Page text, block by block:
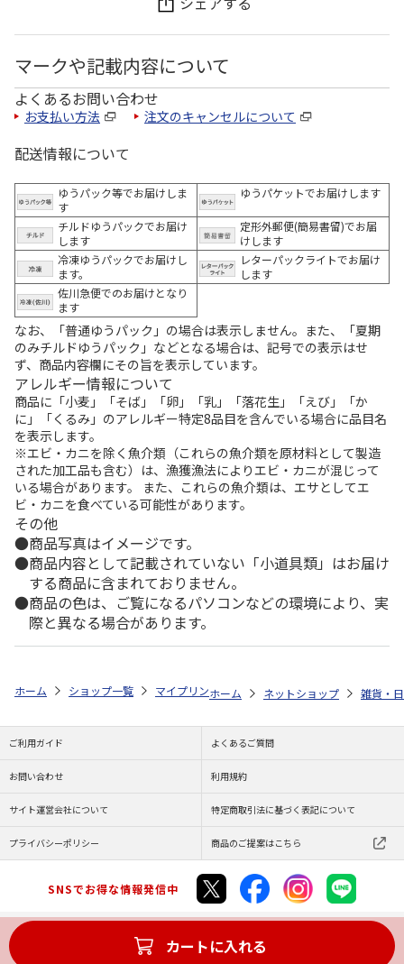
マークや記載内容について
よくあるお問い合わせ
お支払い方法 注文のキャンセルについて
配送情報について
ゆうパック等でお届けしま
す
ゆうパケットでお届けします
チルドゆうパックでお届け
します
定形外郵便(簡易書留)でお届
けします
冷凍ゆうパックでお届けし
ます。
レターパックライトでお届け
します
佐川急便でのお届けとなり
ます
なお、「普通ゆうパック」の場合は表示しません。また、「夏期
のみチルドゆうパック」などとなる場合は、記号での表示はせ
ず、商品内容欄にその旨を表示しています。
アレルギー情報について
商品に「小麦」「そば」「卵」「乳」「落花生」「えび」「か
に」「くるみ」のアレルギー特定8品目を含んでいる場合に品目名
を表示します。
※エビ・カニを除く魚介類（これらの魚介類を原材料として製造
された加工品も含む）は、漁獲漁法によりエビ・カニが混じって
いる場合があります。 また、これらの魚介類は、エサとしてエ
ビ・カニを食べている可能性があります。
その他
商品写真はイメージです。
商品内容として記載されていない「小道具類」はお届け
する商品に含まれておりません。
商品の色は、ご覧になるパソコンなどの環境により、実
際と異なる場合があります。
カートに入れる
ホーム ショップ一覧 マイプリント カーステッカー【チワマル
ホーム ネットショップ 雑貨・
ご利用ガイド よくあるご質問
お問い合わせ 利用規約
サイト運営会社について 特定商取引法に基づく表記について
プライバシーポリシー 商品のご提案はこちら
SNSでお得な情報発信中